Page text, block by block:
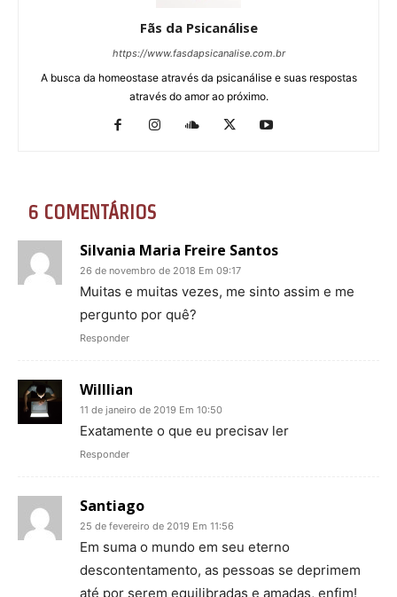
Fãs da Psicanálise
https://www.fasdapsicanalise.com.br
A busca da homeostase através da psicanálise e suas respostas
através do amor ao próximo.
6 COMENTÁRIOS
Silvania Maria Freire Santos
26 de novembro de 2018 Em 09:17
Muitas e muitas vezes, me sinto assim e me
pergunto por quê?
Responder
Willlian
11 de janeiro de 2019 Em 10:50
Exatamente o que eu precisav ler
Responder
Santiago
25 de fevereiro de 2019 Em 11:56
Em suma o mundo em seu eterno
descontentamento, as pessoas se deprimem
até por serem equilibradas e amadas, enfim!